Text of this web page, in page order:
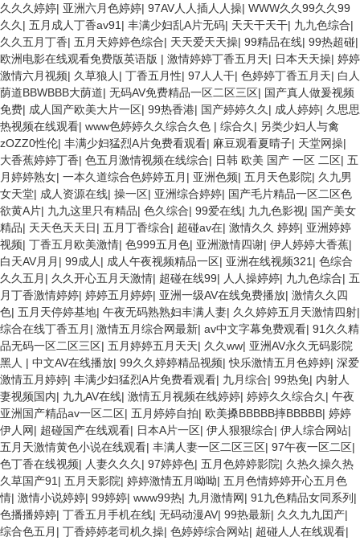
久久久婷婷| 亚洲六月色婷婷| 97AV人人插人人操| WWW久久99久久99
久久 | 五月成人丁香av91 | 丰满少妇乱A片无码| 天天干天干| 九九色综合|
久久五月丁香| 五月天婷婷色综合| 天天爱天天操| 99精品在线| 99热超碰|
欧洲电影在线观看免费版英语版 | 激情婷婷丁香五月天| 日本天天操| 婷婷
激情六月视频| 久草狼人 | 丁香五月性| 97人人干| 色婷婷丁香五月天| 白人
荫道BBWBBB大荫道| 无码AV免费精品一区二区三区| 国产真人做爰视频
免费| 成人国产欧美大片一区| 99热香港| 国产婷婷久久 | 成人婷婷| 久思思
热视频在线观看| www色婷婷久久综合久色 | 综合久 | 另类少妇人与禽
zOZZ0性伦| 丰满少妇猛烈A片免费看观看| 麻豆观看夏晴子| 天堂网操|
大香蕉婷婷丁香| 色五月激情视频在线综合| 日韩 欧美 国产 一区 二区| 五
月婷婷熟女| 一本久道综合色婷婷五月 | 亚洲色频| 五月天色影院| 久九男
女天堂| 成人资源在线| 操一区| 亚洲综合婷婷| 国产毛片精品一区二区色
欲黄A片| 九九这里只有精品| 色久综合| 99爱在线| 九九色影视| 国产美女
精品| 天天色天天日| 五月丁香综合| 超碰av在| 激情久久 婷婷| 亚洲婷婷
视频| 丁香五月欧美激情| 色999五月色| 亚洲激情四谢| 伊人婷婷大香蕉|
白天AV月月 | 99成人 | 成人午夜视频精品一区| 亚洲在线视频321 | 色综合
久久五月 | 久久开心五月天激情| 超碰在线99| 人人操婷婷| 九九色综合| 五
月丁香激情婷婷| 婷婷五月婷婷| 亚洲一级AV在线免费播放| 激情久久四
色| 五月天停婷基地| 午夜无码熟熟妇丰满人妻| 久久婷婷五月天激情四射|
综合在线丁香五月 | 激情五月综合网最新| av中文字幕免费观看| 91久久精
品无码一区二区三区| 五月婷婷五月天天| 久久ww| 亚洲AV永久无码影院
黑人 | 中文AV在线播放| 99久久婷婷精品视频|快乐激情五月色婷婷| 深爱
激情五月婷婷| 丰满少妇猛烈A片免费看观看| 九月综合| 99热免| 内射人
妻视频国内| 九九AV在线| 激情五月视频在线婷婷| 婷婷久久综合久 | 午夜
亚洲国产精品av一区二区| 五月婷婷自拍| 欧美搡BBBBB摔BBBBB| 婷婷
伊人网| 超碰国产在线观看| 日本A片一区| 伊人狠狠综合| 伊人综合网站|
五月天激情黄色小说在线观看| 丰满人妻一区二区三区| 97午夜一区二区|
色丁香在线视频| 人妻久久久 | 97婷婷色| 五月色婷婷影院| 久热久操久热
久草国产91 | 五月天影院| 婷婷激情五月呦呦| 五月色情婷婷开心五月色
情| 激情小说婷婷| 99婷婷| www99热| 九月激情网| 91九色精品女同系列 |
色播播婷婷| 丁香五月手机在线| 无码动漫AV| 99热最新| 久久九九囯产|
综合色五月 | 丁香婷婷老司机久操| 色婷婷综合网站| 超碰人人在线观看|